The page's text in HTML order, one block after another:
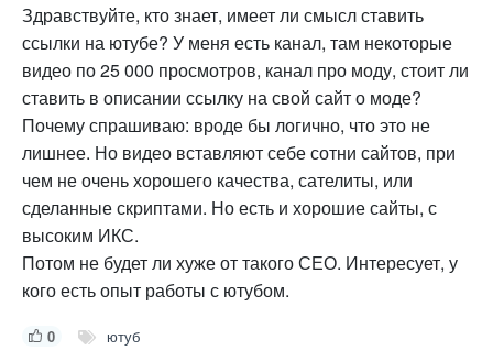
Здравствуйте, кто знает, имеет ли смысл ставить
ссылки на ютубе? У меня есть канал, там некоторые
видео по 25 000 просмотров, канал про моду, стоит ли
ставить в описании ссылку на свой сайт о моде?
Почему спрашиваю: вроде бы логично, что это не
лишнее. Но видео вставляют себе сотни сайтов, при
чем не очень хорошего качества, сателиты, или
сделанные скриптами. Но есть и хорошие сайты, с
высоким ИКС.
Потом не будет ли хуже от такого СЕО. Интересует, у
кого есть опыт работы с ютубом.
0 ютуб